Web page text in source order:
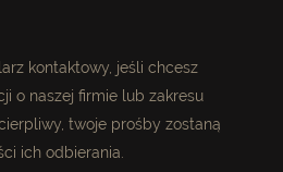
kontaktowy, jeśli chcesz
o naszej firmie lub zakresu
twoje prośby zostaną
ich odbierania.